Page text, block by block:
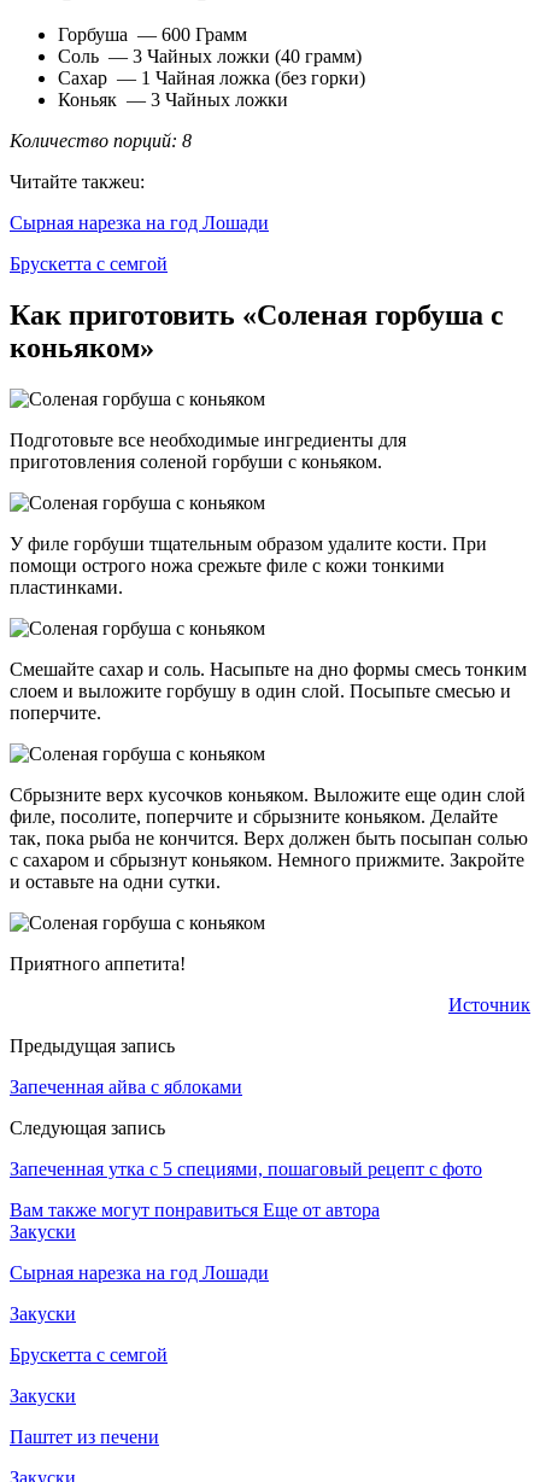
Горбуша — 600 Грамм
Соль — 3 Чайных ложки (40 грамм)
Сахар — 1 Чайная ложка (без горки)
Коньяк — 3 Чайных ложки
Количество порций: 8
Читайте такжеu:
Сырная нарезка на год Лошади
Брускетта с семгой
Как приготовить «Соленая горбуша с
коньяком»
Подготовьте все необходимые ингредиенты для
приготовления соленой горбуши с коньяком.
У филе горбуши тщательным образом удалите кости. При
помощи острого ножа срежьте филе с кожи тонкими
пластинками.
Смешайте сахар и соль. Насыпьте на дно формы смесь тонким
слоем и выложите горбушу в один слой. Посыпьте смесью и
поперчите.
Сбрызните верх кусочков коньяком. Выложите еще один слой
филе, посолите, поперчите и сбрызните коньяком. Делайте
так, пока рыба не кончится. Верх должен быть посыпан солью
с сахаром и сбрызнут коньяком. Немного прижмите. Закройте
и оставьте на одни сутки.
Приятного аппетита!
Источник
Предыдущая запись
Запеченная айва с яблоками
Следующая запись
Запеченная утка с 5 специями, пошаговый рецепт с фото
Вам также могут понравиться Еще от автора
Закуски
Сырная нарезка на год Лошади
Закуски
Брускетта с семгой
Закуски
Паштет из печени